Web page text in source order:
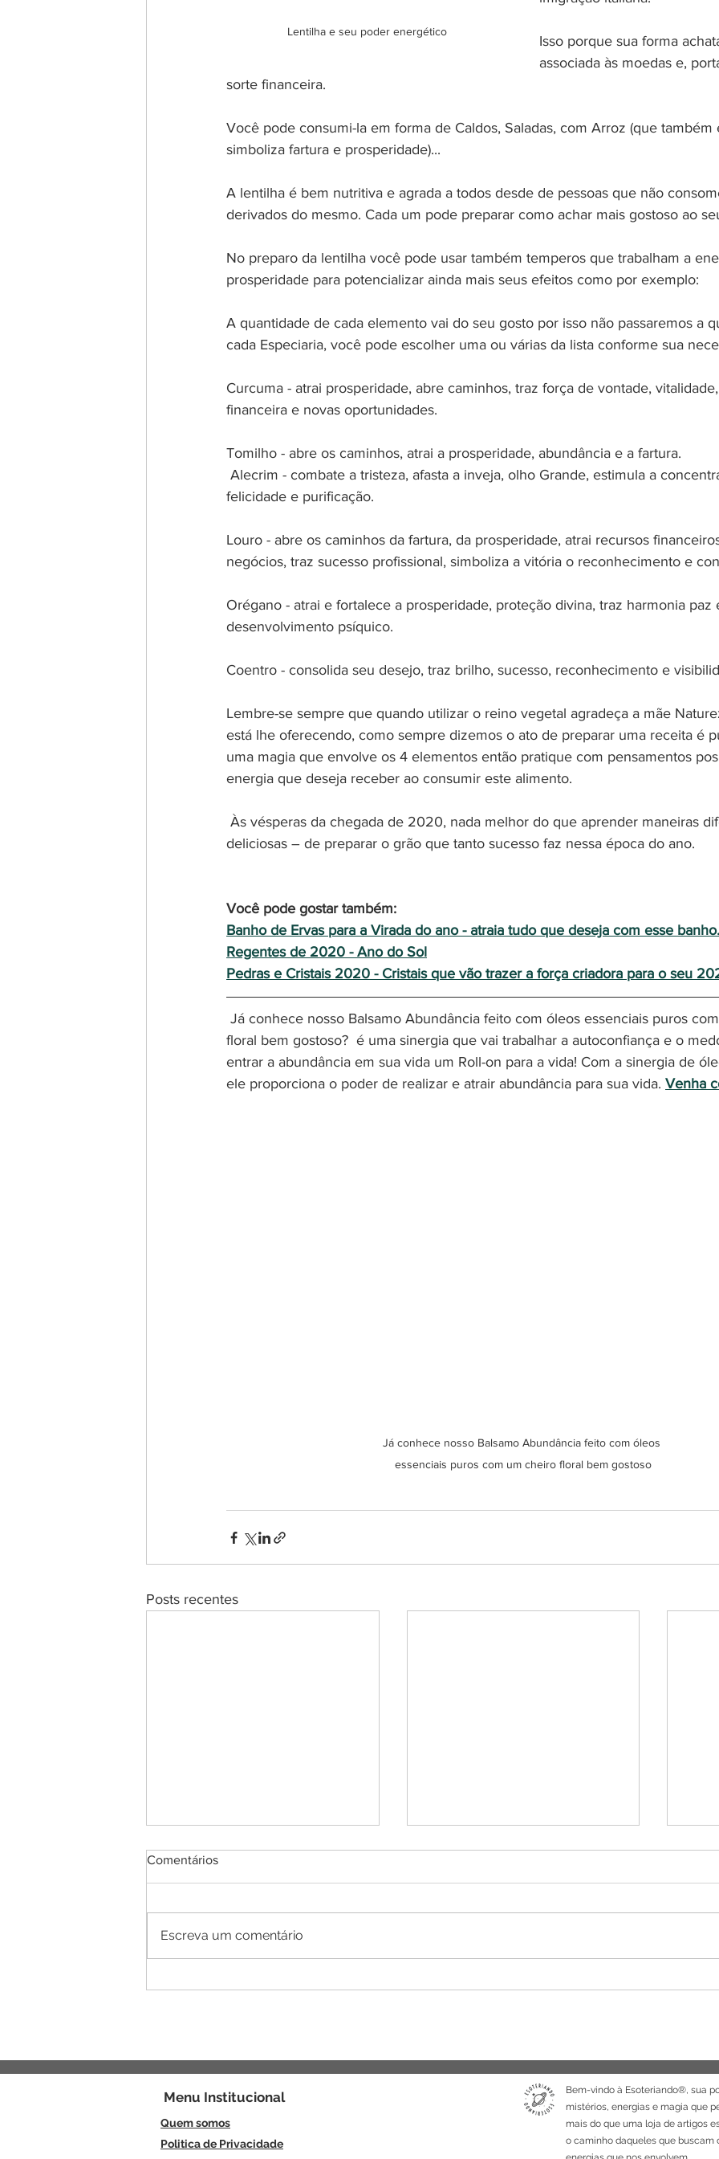
Lentilha e seu poder energético
Isso porque sua forma
associada às moedas e,
sorte financeira.
Você pode consumi-la em forma de Caldos, Saladas, com Arroz (que também
simboliza fartura e prosperidade)...
A lentilha é bem nutritiva e agrada a todos desde de pessoas que não
derivados do mesmo. Cada um pode preparar como achar mais gostoso ao
No preparo da lentilha você pode usar também temperos que trabalham a
prosperidade para potencializar ainda mais seus efeitos como por exemplo:
A quantidade de cada elemento vai do seu gosto por isso não passaremos a
cada Especiaria, você pode escolher uma ou várias da lista conforme sua
Curcuma - atrai prosperidade, abre caminhos, traz força de vontade,
financeira e novas oportunidades.
Tomilho - abre os caminhos, atrai a prosperidade, abundância e a fartura.
felicidade e purificação.
Louro - abre os caminhos da fartura, da prosperidade, atrai recursos
negócios, traz sucesso profissional, simboliza a vitória o reconhecimento e
Orégano - atrai e fortalece a prosperidade, proteção divina, traz harmonia paz
desenvolvimento psíquico.
Coentro - consolida seu desejo, traz brilho, sucesso, reconhecimento e
Lembre-se sempre que quando utilizar o reino vegetal agradeça a mãe
está lhe oferecendo, como sempre dizemos o ato de preparar uma receita é
uma magia que envolve os 4 elementos então pratique com pensamentos
energia que deseja receber ao consumir este alimento.
deliciosas – de preparar o grão que tanto sucesso faz nessa época do ano.
Você pode gostar também:
Banho de Ervas para a Virada do ano - atraia tudo que deseja com esse banho.
Regentes de 2020 - Ano do Sol
Pedras e Cristais 2020 - Cristais que vão trazer a força criadora para o seu
floral bem gostoso?  é uma sinergia que vai trabalhar a autoconfiança e o
entrar a abundância em sua vida um Roll-on para a vida! Com a sinergia de
ele proporciona o poder de realizar e atrair abundância para sua vida. Venha
Já conhece nosso Balsamo Abundância feito com óleos
essenciais puros com um cheiro floral bem gostoso
Posts recentes
Comentários
Escreva um comentário
Menu Institucional
Quem somos
Politica de Privacidade
Bem-vindo à Esoteriando®, sua
mistérios, energias e magia que
mais do que uma loja de artigos
o caminho daqueles que